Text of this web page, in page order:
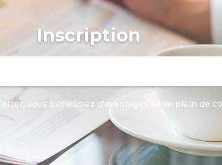
Inscription
vous bénéficiez d'avantages et de plein de